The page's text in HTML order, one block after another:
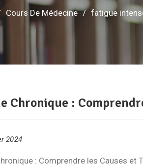
Cours De Médecine fatigue
Chronique :
2024
: Comprendre les Causes